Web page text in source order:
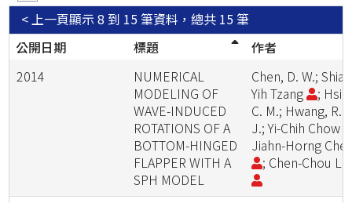
顯示 8 到 15 筆資料，總共 15 筆
< 上一頁
公開日期
標題
作者
2014
NUMERICAL
MODELING OF
WAVE-INDUCED
ROTATIONS OF A
BOTTOM-HINGED
FLAPPER WITH A
SPH MODEL
Chen, D. W.;
Yih Tzang
;
C. M.; Hwang, R.
J.; Yi-Chih Chow
Jiahn-Horng
; Chen-Chou